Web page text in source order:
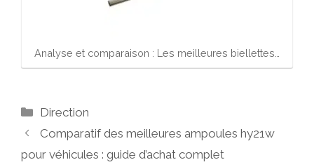
Analyse et comparaison : Les meilleures biellettes…
Catégories
Direction
Comparatif des meilleures ampoules hy21w
pour véhicules : guide d’achat complet